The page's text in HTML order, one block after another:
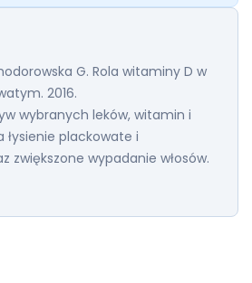
G. Rola witaminy D w
2016.
wybranych leków, witamin i
łysienie plackowate i
zwiększone wypadanie włosów.